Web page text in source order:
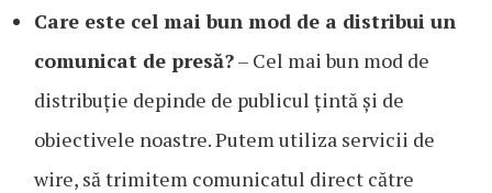
Care este cel mai bun mod de a distribui un
comunicat de presă?– Cel mai bun mod de
distribuție depinde de publicul țintă și de
obiectivele noastre. Putem utiliza servicii de
wire, să trimitem comunicatul direct către